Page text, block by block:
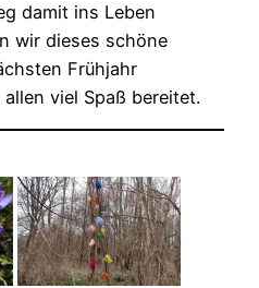
damit ins Leben
wir dieses schöne
Frühjahr
viel Spaß bereitet.